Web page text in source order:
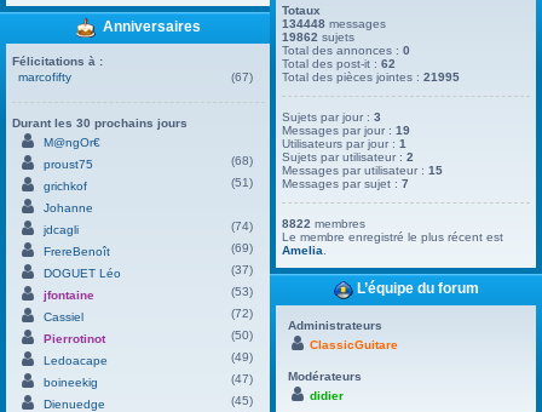
Anniversaires
Félicitations à :
marcofifty
(67)
Durant les 30 prochains jours
M@ngOr€
proust75
(68)
grichkof
(51)
Johanne
jdcagli
(74)
FrereBenoît
(69)
DOGUET Léo
(37)
jfontaine
(53)
Cassiel
(72)
Pierrotinot
(50)
Ledoacape
(49)
boineekig
(47)
Dienuedge
(45)
Totaux
134448 messages
19862 sujets
Total des annonces :0
Total des post-it :62
Total des pièces jointes :21995
Sujets par jour :3
Messages par jour :19
Utilisateurs par jour :1
Sujets par utilisateur :2
Messages par utilisateur :15
Messages par sujet :7
8822 membres
Le membre enregistré le plus récent est
Amelia
L’équipe du forum
Administrateurs
ClassicGuitare
Modérateurs
didier